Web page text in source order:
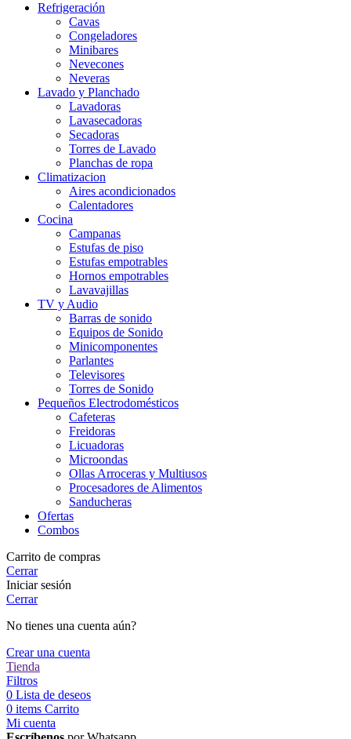
Refrigeración
Cavas
Congeladores
Minibares
Nevecones
Neveras
Lavado y Planchado
Lavadoras
Lavasecadoras
Secadoras
Torres de Lavado
Planchas de ropa
Climatizacion
Aires acondicionados
Calentadores
Cocina
Campanas
Estufas de piso
Estufas empotrables
Hornos empotrables
Lavavajillas
TV y Audio
Barras de sonido
Equipos de Sonido
Minicomponentes
Parlantes
Televisores
Torres de Sonido
Pequeños Electrodomésticos
Cafeteras
Freidoras
Licuadoras
Microondas
Ollas Arroceras y Multiusos
Procesadores de Alimentos
Sanducheras
Ofertas
Combos
Carrito de compras
Cerrar
Iniciar sesión
Cerrar
No tienes una cuenta aún?
Crear una cuenta
Tienda
Filtros
0 Lista de deseos
0 items Carrito
Mi cuenta